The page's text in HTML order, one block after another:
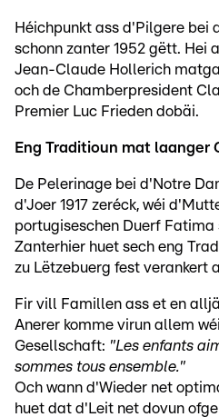
Héichpunkt ass d'Pilgere bei
schonn zanter 1952 gëtt. Hei
Jean-Claude Hollerich
och de Chamberpresident
Premier Luc Frieden dobäi.
Eng Traditioun mat laanger
De Pelerinage bei d'Notre
d'Joer 1917 zeréck, wéi
portugiseschen Duerf Fatima
Zanterhier huet sech eng
zu Lëtzebuerg fest verankert
Fir vill Famillen ass et en
Anerer komme virun allem
Gesellschaft: "Les enfants
sommes tous ensemble."
Och wann d'Wieder net
huet dat d'Leit net dovun